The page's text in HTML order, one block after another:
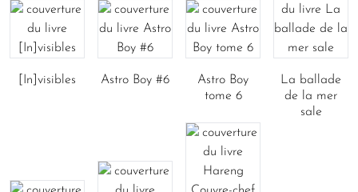
[In]visibles Astro Boy #6
Astro Boy
tome 6
La ballade
de la mer
sale